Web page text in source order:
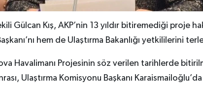
Gülcan Kış, AKP’nin 13 yıldır bitiremediği proje
hem de Ulaştırma Bakanlığı yetkililerini
Havalimanı Projesinin söz verilen tarihlerde
Ulaştırma Komisyonu Başkanı